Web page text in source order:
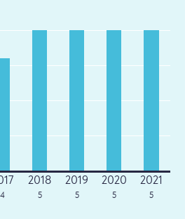
4 5 5 5 5